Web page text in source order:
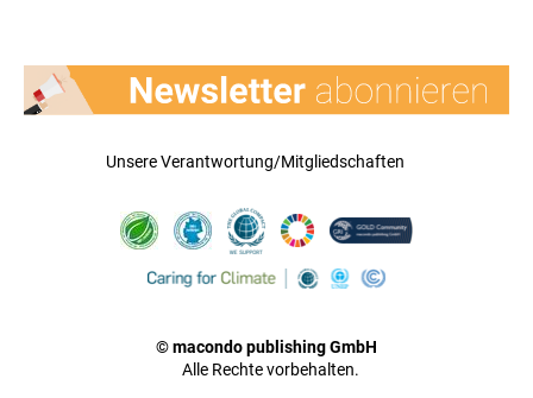
Unsere Verantwortung/Mitgliedschaften
© macondo publishing GmbH
Alle Rechte vorbehalten.